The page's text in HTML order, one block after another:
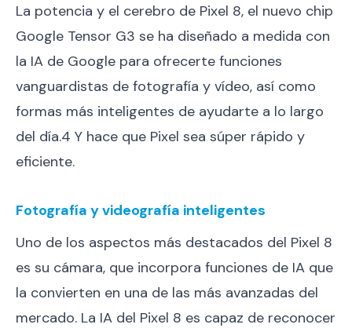
La potencia y el cerebro de Pixel 8, el nuevo chip
Google Tensor G3 se ha diseñado a medida con
la IA de Google para ofrecerte funciones
vanguardistas de fotografía y vídeo, así como
formas más inteligentes de ayudarte a lo largo
del día.4 Y hace que Pixel sea súper rápido y
eficiente.
Fotografía y videografía inteligentes
Uno de los aspectos más destacados del Pixel 8
es su cámara, que incorpora funciones de IA que
la convierten en una de las más avanzadas del
mercado. La IA del Pixel 8 es capaz de reconocer